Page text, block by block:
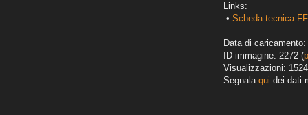
Links:
• Scheda tecnica
Data di
ID immagine: 2272 (
Visualizzazioni: 1524
Segnala qui dei dati